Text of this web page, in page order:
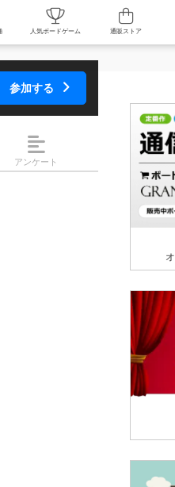
カフェ/店舗 人気ボードゲーム
参加する
アンケート